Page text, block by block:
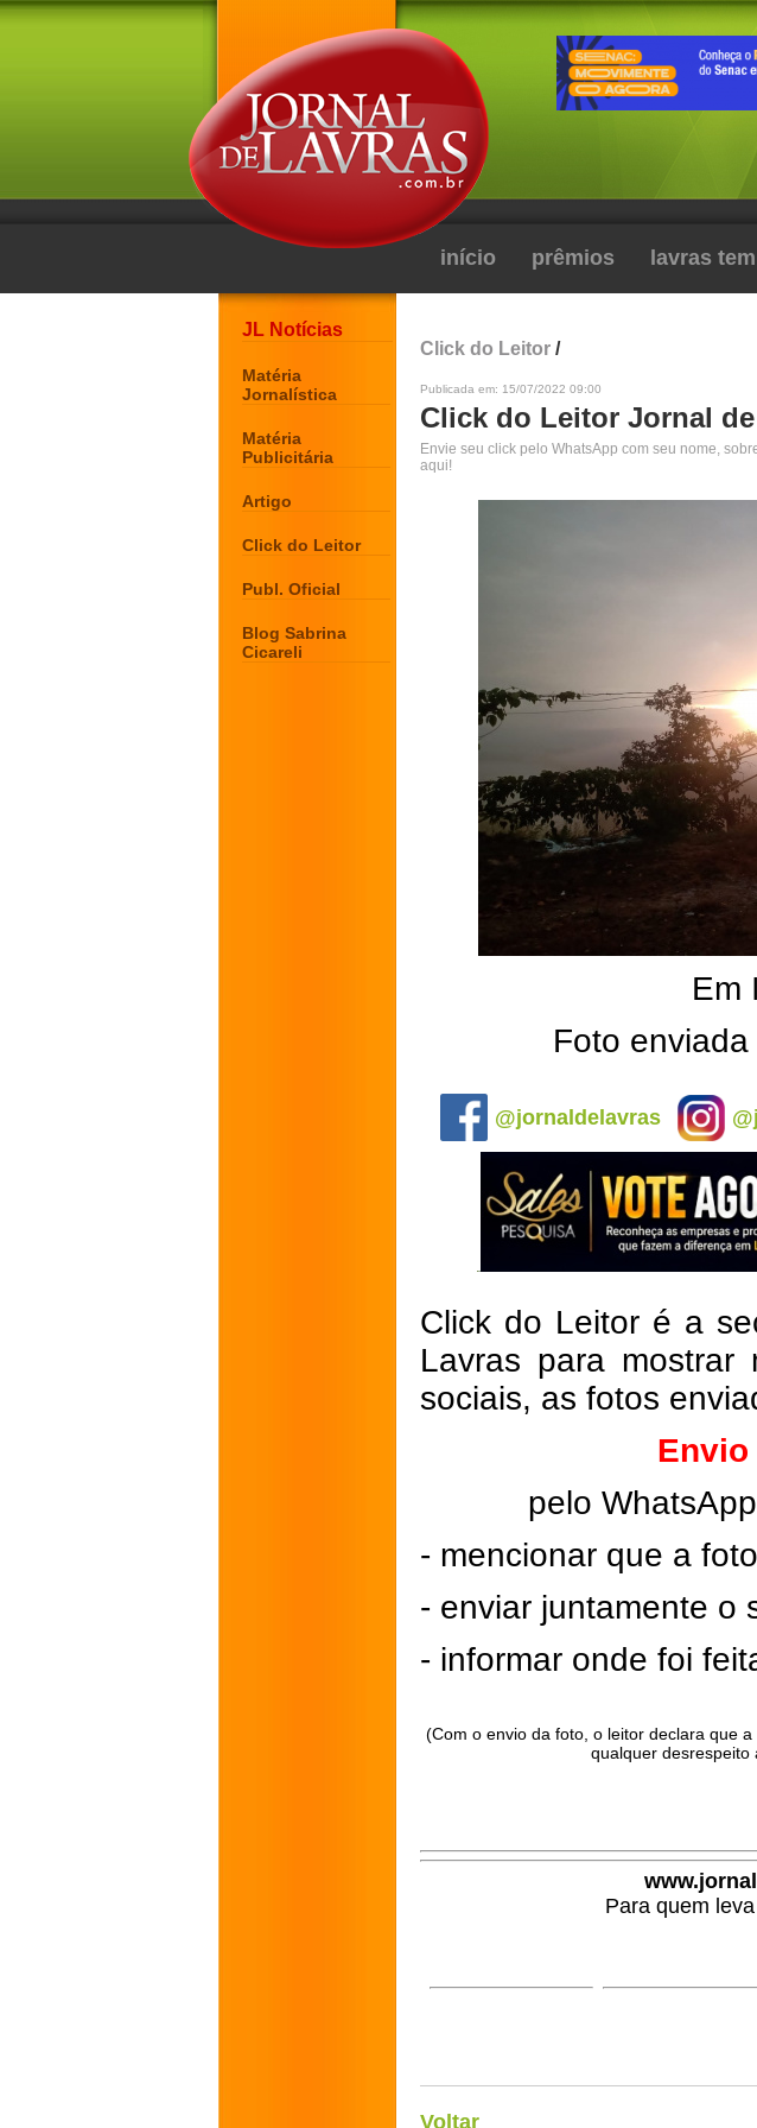
início prêmios lavras tem
JL Notícias
Matéria
Jornalística
Matéria
Publicitária
Artigo
Click do Leitor
Publ. Oficial
Blog Sabrina
Cicareli
Click do Leitor /
Publicada em: 15/07/2022 09:00
Click do Leitor Jornal de
Envie seu click pelo WhatsApp com seu nome,
aqui!
Em
Foto
@jornaldelavras
Click do Leitor é a
Lavras para
sociais, as fotos
Envio
pelo WhatsApp
- mencionar que a
- enviar juntamente o
- informar onde foi
(Com o envio da foto, o leitor declara que
qualquer desrespeito
Para quem
Voltar